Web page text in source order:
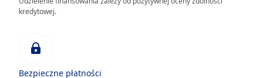
kredytowej.
Bezpieczne płatności